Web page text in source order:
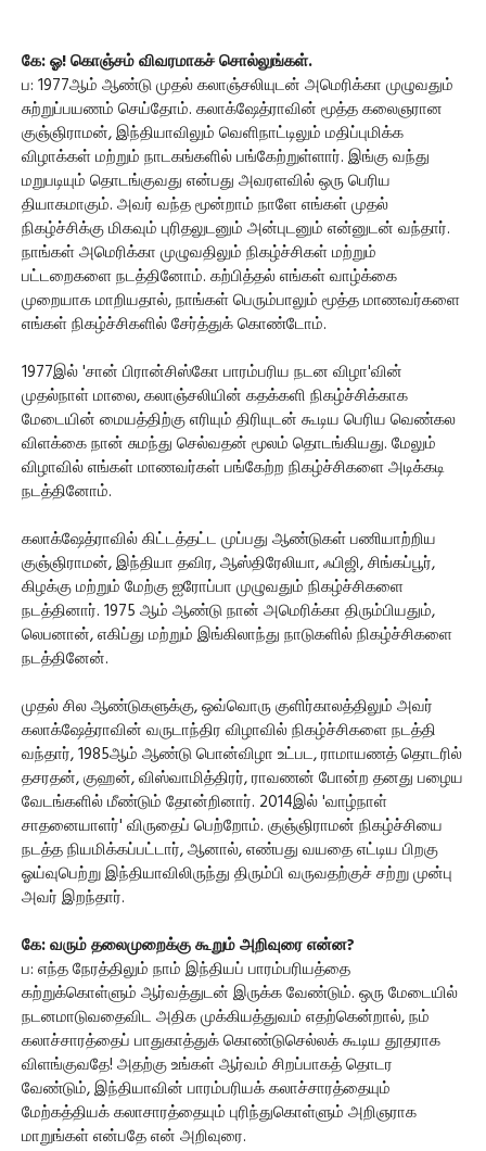
கே: ஓ! கொஞ்சம் விவரமாகச் சொல்லுங்கள்.
ப: 1977ஆம் ஆண்டு முதல் கலாஞ்சலியுடன் அமெரிக்கா முழுவதும்
சுற்றுப்பயணம் செய்தோம். கலாக்ஷேத்ராவின் மூத்த கலைஞரான
குஞ்ஞிராமன், இந்தியாவிலும் வெளிநாட்டிலும் மதிப்புமிக்க
விழாக்கள் மற்றும் நாடகங்களில் பங்கேற்றுள்ளார். இங்கு வந்து
மறுபடியும் தொடங்குவது என்பது அவரளவில் ஒரு பெரிய
தியாகமாகும். அவர் வந்த மூன்றாம் நாளே எங்கள் முதல்
நிகழ்ச்சிக்கு மிகவும் புரிதலுடனும் அன்புடனும் என்னுடன் வந்தார்.
நாங்கள் அமெரிக்கா முழுவதிலும் நிகழ்ச்சிகள் மற்றும்
பட்டறைகளை நடத்தினோம். கற்பித்தல் எங்கள் வாழ்க்கை
முறையாக மாறியதால், நாங்கள் பெரும்பாலும் மூத்த மாணவர்களை
எங்கள் நிகழ்ச்சிகளில் சேர்த்துக் கொண்டோம்.
1977இல் 'சான் பிரான்சிஸ்கோ பாரம்பரிய நடன விழா'வின்
முதல்நாள் மாலை, கலாஞ்சலியின் கதக்களி நிகழ்ச்சிக்காக
மேடையின் மையத்திற்கு எரியும் திரியுடன் கூடிய பெரிய வெண்கல
விளக்கை நான் சுமந்து செல்வதன் மூலம் தொடங்கியது. மேலும்
விழாவில் எங்கள் மாணவர்கள் பங்கேற்ற நிகழ்ச்சிகளை அடிக்கடி
நடத்தினோம்.
கலாக்ஷேத்ராவில் கிட்டத்தட்ட முப்பது ஆண்டுகள் பணியாற்றிய
குஞ்ஞிராமன், இந்தியா தவிர, ஆஸ்திரேலியா, ஃபிஜி, சிங்கப்பூர்,
கிழக்கு மற்றும் மேற்கு ஐரோப்பா முழுவதும் நிகழ்ச்சிகளை
நடத்தினார். 1975 ஆம் ஆண்டு நான் அமெரிக்கா திரும்பியதும்,
லெபனான், எகிப்து மற்றும் இங்கிலாந்து நாடுகளில் நிகழ்ச்சிகளை
நடத்தினேன்.
முதல் சில ஆண்டுகளுக்கு, ஒவ்வொரு குளிர்காலத்திலும் அவர்
கலாக்ஷேத்ராவின் வருடாந்திர விழாவில் நிகழ்ச்சிகளை நடத்தி
வந்தார், 1985ஆம் ஆண்டு பொன்விழா உட்பட, ராமாயணத் தொடரில்
தசரதன், குஹன், விஸ்வாமித்திரர், ராவணன் போன்ற தனது பழைய
வேடங்களில் மீண்டும் தோன்றினார். 2014இல் 'வாழ்நாள்
சாதனையாளர்' விருதைப் பெற்றோம். குஞ்ஞிராமன் நிகழ்ச்சியை
நடத்த நியமிக்கப்பட்டார், ஆனால், எண்பது வயதை எட்டிய பிறகு
ஓய்வுபெற்று இந்தியாவிலிருந்து திரும்பி வருவதற்குச் சற்று முன்பு
அவர் இறந்தார்.
கே: வரும் தலைமுறைக்கு கூறும் அறிவுரை என்ன?
ப: எந்த நேரத்திலும் நாம் இந்தியப் பாரம்பரியத்தை
கற்றுக்கொள்ளும் ஆர்வத்துடன் இருக்க வேண்டும். ஒரு மேடையில்
நடனமாடுவதைவிட அதிக முக்கியத்துவம் எதற்கென்றால், நம்
கலாச்சாரத்தைப் பாதுகாத்துக் கொண்டுசெல்லக் கூடிய தூதராக
விளங்குவதே! அதற்கு உங்கள் ஆர்வம் சிறப்பாகத் தொடர
வேண்டும், இந்தியாவின் பாரம்பரியக் கலாச்சாரத்தையும்
மேற்கத்தியக் கலாசாரத்தையும் புரிந்துகொள்ளும் அறிஞராக
மாறுங்கள் என்பதே என் அறிவுரை.